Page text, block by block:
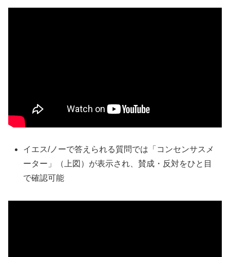
イエス/ノーで答えられる質問では「コンセンサスメ
ーター」（上図）が表示され、賛成・反対をひと目
で確認可能